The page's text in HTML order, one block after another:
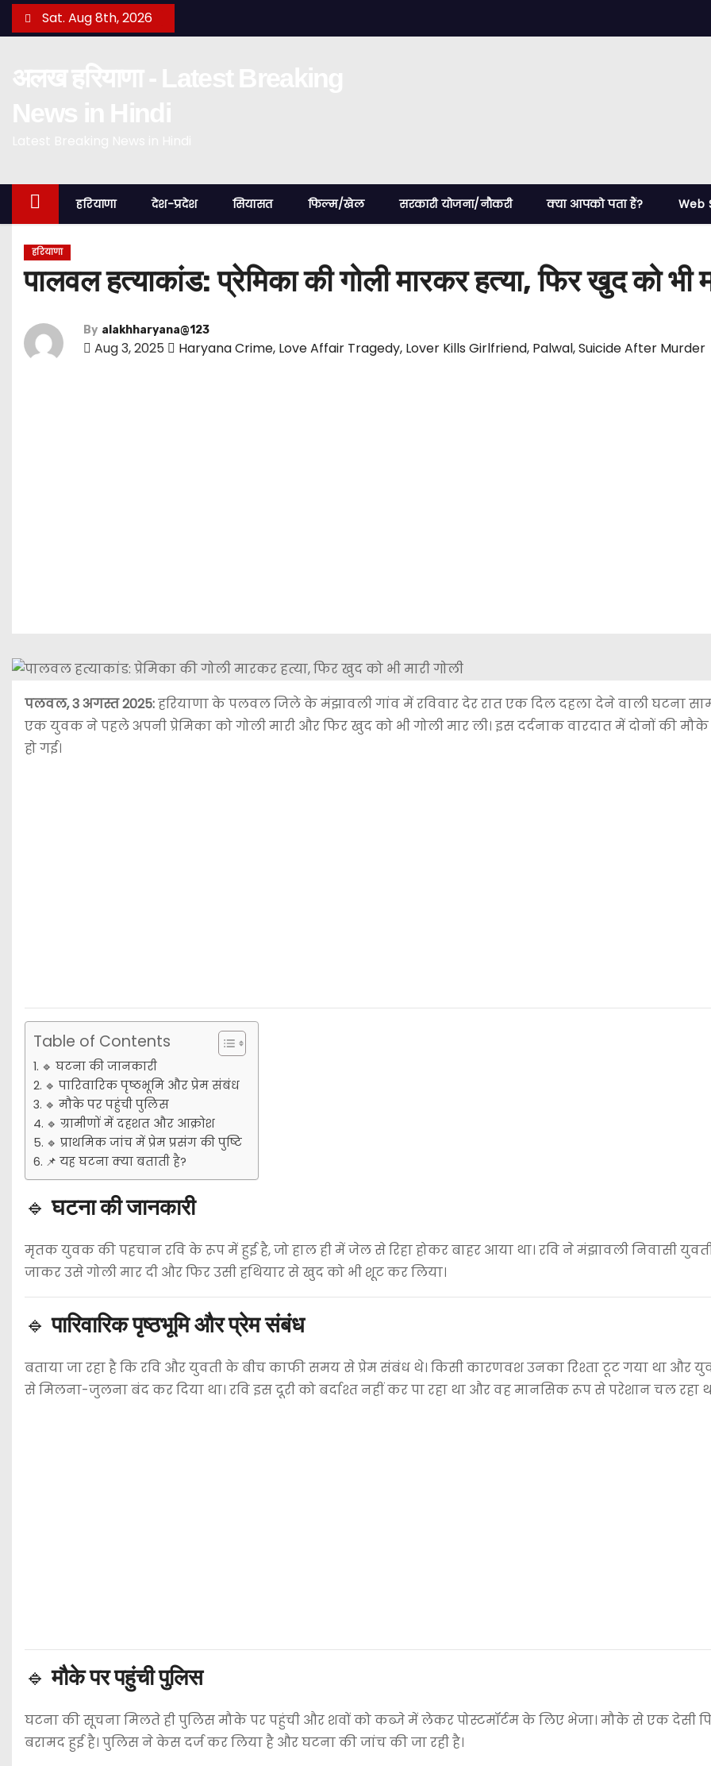
k
n
Sat. Aug 8th, 2026
हरियाणा देश-प्रदेश सियासत फिल्म/खेल सरकारी योजना/नौकरी क्या आपको पता हैं? Web
हरियाणा
पालवल हत्याकांड: प्रेमिका की गोली मारकर हत्या, फिर खुद को भी
By alakhharyana@123
Aug 3, 2025 Haryana Crime, Love Affair Tragedy, Lover Kills Girlfriend, Palwal,Suicide After Murder
पलवल, 3 अगस्त 2025:हरियाणा के पलवल जिले के मंझावली गांव में रविवार देर रात एक दिल दहला देने वाली घटना
एक युवक ने पहले अपनी प्रेमिका को गोली मारी और फिर खुद को भी गोली मार ली। इस दर्दनाक वारदात में दोनों की मौके
हो गई।
Table of Contents
🔹 घटना की जानकारी
🔹 पारिवारिक पृष्ठभूमि और प्रेम संबंध
🔹 मौके पर पहुंची पुलिस
🔹 ग्रामीणों में दहशत और आक्रोश
🔹 प्राथमिक जांच में प्रेम प्रसंग की पुष्टि
📌 यह घटना क्या बताती है?
🔹घटना की जानकारी
मृतक युवक की पहचान रवि के रूप में हुई है, जो हाल ही में जेल से रिहा होकर बाहर आया था। रवि ने मंझावली निवासी
जाकर उसे गोली मार दी और फिर उसी हथियार से खुद को भी शूट कर लिया।
🔹पारिवारिक पृष्ठभूमि और प्रेम संबंध
बताया जा रहा है कि रवि और युवती के बीच काफी समय से प्रेम संबंध थे। किसी कारणवश उनका रिश्ता टूट गया था और
से मिलना-जुलना बंद कर दिया था। रवि इस दूरी को बर्दाश्त नहीं कर पा रहा था और वह मानसिक रूप से परेशान चल रहा
🔹मौके पर पहुंची पुलिस
घटना की सूचना मिलते ही पुलिस मौके पर पहुंची और शवों को कब्जे में लेकर पोस्टमॉर्टम के लिए भेजा। मौके से एक देसी
बरामद हुई है। पुलिस ने केस दर्ज कर लिया है और घटना की जांच की जा रही है।